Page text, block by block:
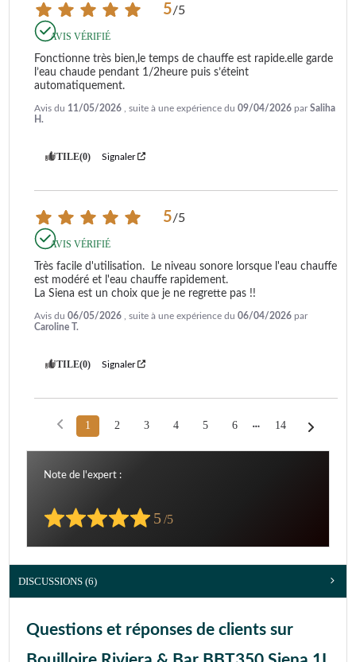
5/5
AVIS VÉRIFIÉ
Fonctionne très bien,le temps de chauffe est rapide.elle garde
l’eau chaude pendant 1/2heure puis s’éteint
automatiquement.
Avis du 11/05/2026 , suite à une expérience du 09/04/2026 parSaliha
H.
UTILE(0) Signaler
5/5
AVIS VÉRIFIÉ
Très facile d'utilisation.  Le niveau sonore lorsque l'eau chauffe
est modéré et l'eau chauffe rapidement.
La Siena est un choix que je ne regrette pas !!
Avis du 06/05/2026 , suite à une expérience du 06/04/2026 par
Caroline T.
UTILE(0) Signaler
1 2 3 4 5 6 14
Note de l'expert :
5/5
DISCUSSIONS (6)
Questions et réponses de clients sur